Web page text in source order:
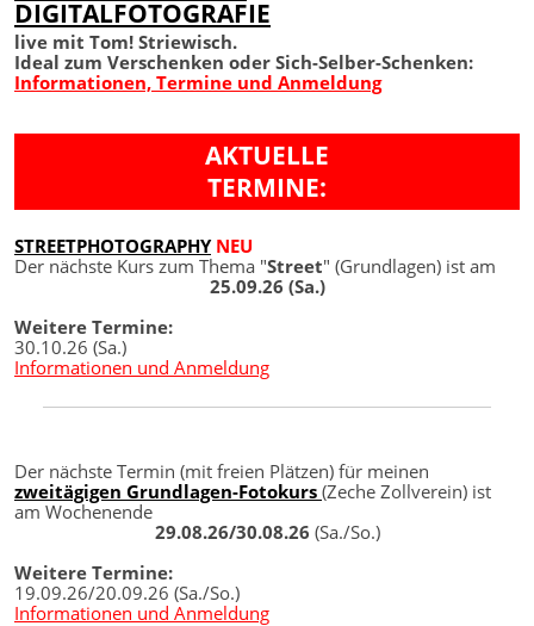
DIGITALFOTOGRAFIE
live mit Tom! Striewisch.
Ideal zum Verschenken oder Sich-Selber-Schenken:
Informationen, Termine und Anmeldung
AKTUELLE
TERMINE:
STREETPHOTOGRAPHY NEU
Der nächste Kurs zum Thema "Street" (Grundlagen) ist am
25.09.26 (Sa.)
Weitere Termine:
30.10.26 (Sa.)
Informationen und Anmeldung
Der nächste Termin (mit freien Plätzen) für meinen
zweitägigen Grundlagen-Fotokurs (Zeche Zollverein) ist
am Wochenende
29.08.26/30.08.26 (Sa./So.)
Weitere Termine:
19.09.26/20.09.26 (Sa./So.)
Informationen und Anmeldung